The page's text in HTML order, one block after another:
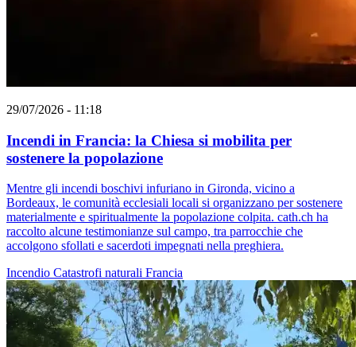
29/07/2026 - 11:18
Incendi in Francia: la Chiesa si mobilita per
sostenere la popolazione
Mentre gli incendi boschivi infuriano in Gironda, vicino a
Bordeaux, le comunità ecclesiali locali si organizzano per sostenere
materialmente e spiritualmente la popolazione colpita. cath.ch ha
raccolto alcune testimonianze sul campo, tra parrocchie che
accolgono sfollati e sacerdoti impegnati nella preghiera.
Incendio Catastrofi naturali Francia